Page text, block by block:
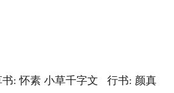
: 怀素 小草千字文 行书: 颜真